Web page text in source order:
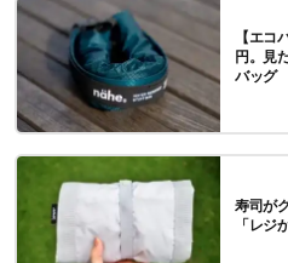
【エ
円。見
バッグ
寿司が
「レジ